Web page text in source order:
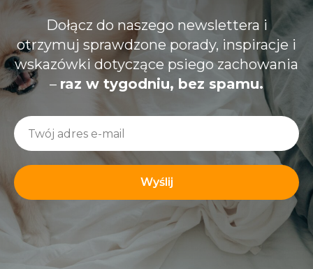
Dołącz do naszego newslettera i
otrzymuj sprawdzone porady, inspiracje i
wskazówki dotyczące psiego zachowania
– raz w tygodniu, bez spamu.
Wyślij